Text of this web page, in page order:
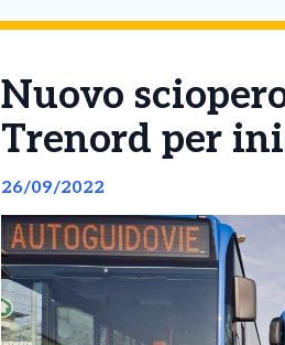
Nuovo
Trenord per
26/09/2022